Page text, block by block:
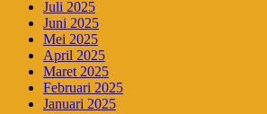
Juli 2025
Juni 2025
Mei 2025
April 2025
Maret 2025
Februari 2025
Januari 2025